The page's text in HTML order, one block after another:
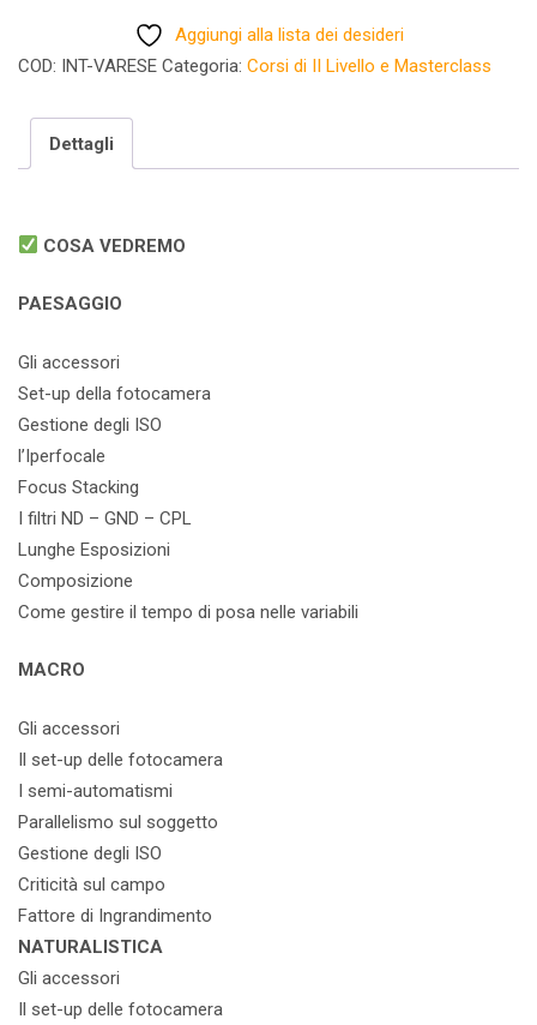
Aggiungi alla lista dei desideri
COD: INT-VARESE Categoria: Corsi di II Livello e Masterclass
Dettagli
COSA VEDREMO
PAESAGGIO
Gli accessori
Set-up della fotocamera
Gestione degli ISO
l’Iperfocale
Focus Stacking
I filtri ND – GND – CPL
Lunghe Esposizioni
Composizione
Come gestire il tempo di posa nelle variabili
MACRO
Gli accessori
Il set-up delle fotocamera
I semi-automatismi
Parallelismo sul soggetto
Gestione degli ISO
Criticità sul campo
Fattore di Ingrandimento
NATURALISTICA
Gli accessori
Il set-up delle fotocamera